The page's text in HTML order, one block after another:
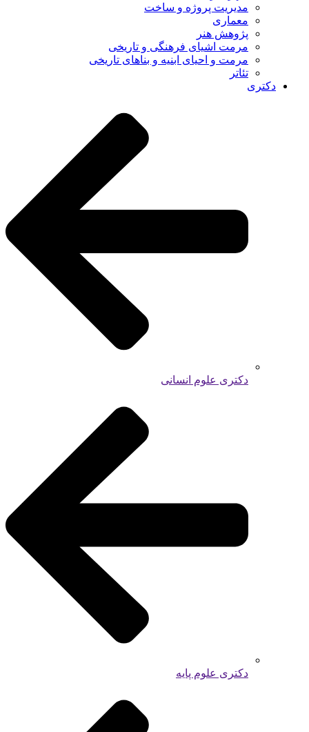
مدیریت پروژه و ساخت
معماری
پژوهش هنر
مرمت اشیای فرهنگی و تاریخی
مرمت و احیای ابنیه و بناهای تاریخی
تئاتر
دکتری
دکتری علوم انسانی
دکتری علوم پایه